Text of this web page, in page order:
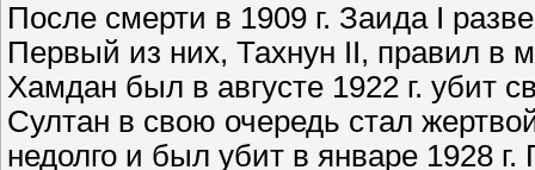
После смерти в 1909 г. Заида I
Первый из них, Тахнун II, правил в
Хамдан был в августе 1922 г. убит
Султан в свою очередь стал
недолго и был убит в январе 1928